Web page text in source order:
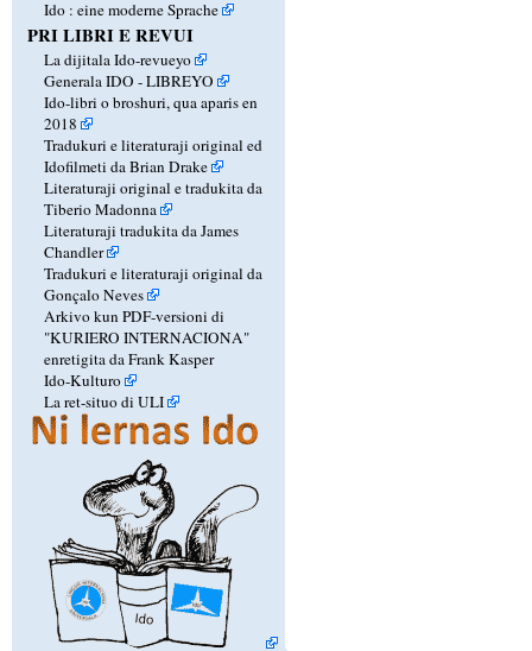
Ido : eine moderne Sprache
PRI LIBRI E REVUI
La dijitala Ido-revueyo
Generala IDO - LIBREYO
Ido-libri o broshuri, qua aparis en
2018
Tradukuri e literaturaji original ed
Idofilmeti da Brian Drake
Literaturaji original e tradukita da
Tiberio Madonna
Literaturaji tradukita da James
Chandler
Tradukuri e literaturaji original da
Gonçalo Neves
Arkivo kun PDF-versioni di
"KURIERO INTERNACIONA"
enretigita da Frank Kasper
Ido-Kulturo
La ret-situo di ULI